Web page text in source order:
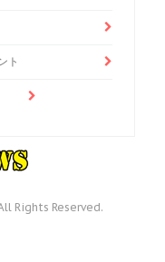
ト
Rights Reserved.